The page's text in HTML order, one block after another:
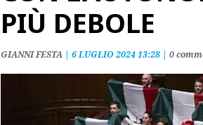
PIÙ DEBOLE
GIANNI FESTA | 6 LUGLIO 2024 13:28 | 0